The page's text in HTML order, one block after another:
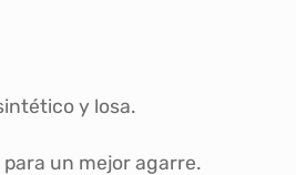
y losa.
un mejor agarre.